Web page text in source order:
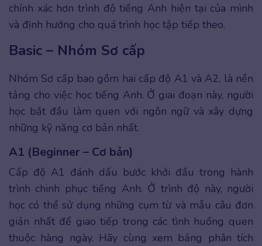
chính xác hơn trình độ tiếng Anh hiện tại của mình
và định hướng cho quá trình học tập tiếp theo.
Basic – Nhóm Sơ cấp
Nhóm Sơ cấp bao gồm hai cấp độ A1 và A2, là nền
tảng cho việc học tiếng Anh. Ở giai đoạn này, người
học bắt đầu làm quen với ngôn ngữ và xây dựng
những kỹ năng cơ bản nhất.
A1 (Beginner – Cơ bản)
Cấp độ A1 đánh dấu bước khởi đầu trong hành
trình chinh phục tiếng Anh. Ở trình độ này, người
học có thể sử dụng những cụm từ và mẫu câu đơn
giản nhất để giao tiếp trong các tình huống quen
thuộc hàng ngày. Hãy cùng xem bảng phân tích